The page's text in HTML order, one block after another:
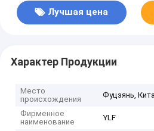
Лучшая цена
Характер Продукции
Место
происхождения
Фуцзянь,
Фирменное
наименование
YLF